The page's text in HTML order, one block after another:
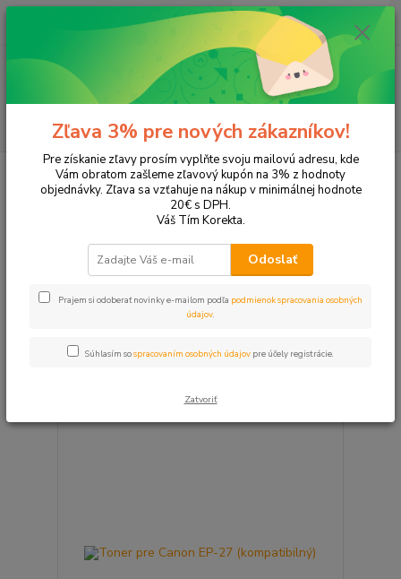
Hľadať
ks
za 0,00 EUR
Tonery a náplne do tlačiarní Canon LaserBase MF5750
LaserBase MF5750
Upresniť parametre
Najdrahšie
Zobrazujem 1-1 z 1
Zľava 3% pre nových zákazníkov!
Pre získanie zľavy prosím vyplňte svoju mailovú adresu, kde
Vám obratom zašleme zľavový kupón na 3% z hodnoty
objednávky. Zľava sa vzťahuje na nákup v minimálnej hodnote
20€ s DPH.
Váš Tím Korekta.
Odoslať
Prajem si odoberať novinky e-mailom podľa podmienok spracovania osobných
údajov.
Súhlasím sospracovaním osobných údajov pre účely registrácie.
Zatvoriť